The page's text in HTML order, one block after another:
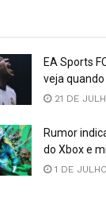
EA Sports
veja
21 DE
Rumor
do Xbox e
1 DE